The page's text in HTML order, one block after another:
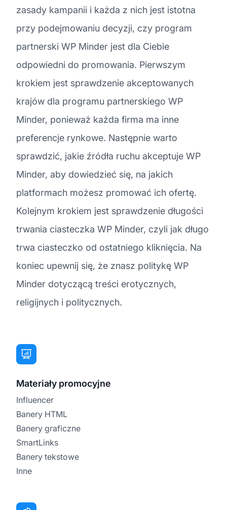
zasady kampanii i każda z nich jest istotna
przy podejmowaniu decyzji, czy program
partnerski WP Minder jest dla Ciebie
odpowiedni do promowania. Pierwszym
krokiem jest sprawdzenie akceptowanych
krajów dla programu partnerskiego WP
Minder, ponieważ każda firma ma inne
preferencje rynkowe. Następnie warto
sprawdzić, jakie źródła ruchu akceptuje WP
Minder, aby dowiedzieć się, na jakich
platformach możesz promować ich ofertę.
Kolejnym krokiem jest sprawdzenie długości
trwania ciasteczka WP Minder, czyli jak długo
trwa ciasteczko od ostatniego kliknięcia. Na
koniec upewnij się, że znasz politykę WP
Minder dotyczącą treści erotycznych,
religijnych i politycznych.
Materiały promocyjne
Influencer
Banery HTML
Banery graficzne
SmartLinks
Banery tekstowe
Inne